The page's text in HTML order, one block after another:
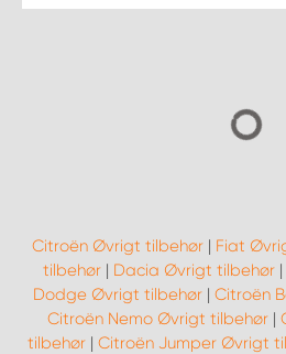
Citroën Øvrigt tilbehør | Fiat
tilbehør| Dacia Øvrigt tilbehør|
Dodge Øvrigt tilbehør | Citroën
Citroën Nemo Øvrigt tilbehør |
tilbehør| Citroën Jumper Øvrigt